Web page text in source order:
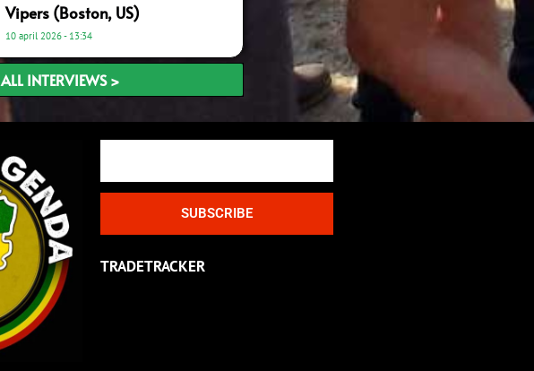
Vipers (Boston, US)
10 april 2026 13:34
ALL INTERVIEWS >
SUBSCRIBE
TRADETRACKER